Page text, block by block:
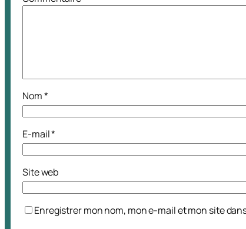
Nom*
E-mail*
Site web
Enregistrer mon nom, mon e-mail et mon site